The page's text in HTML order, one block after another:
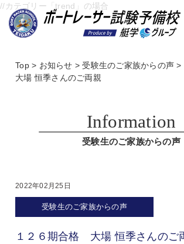
//カテゴリー「trend」の場合
Top> お知らせ >受験生のご家族からの声 >
大場 恒季さんのご両親
Information
受験生のご家族からの声
2022年02月25日
受験生のご家族からの声
１２６期合格 大場 恒季さんのご